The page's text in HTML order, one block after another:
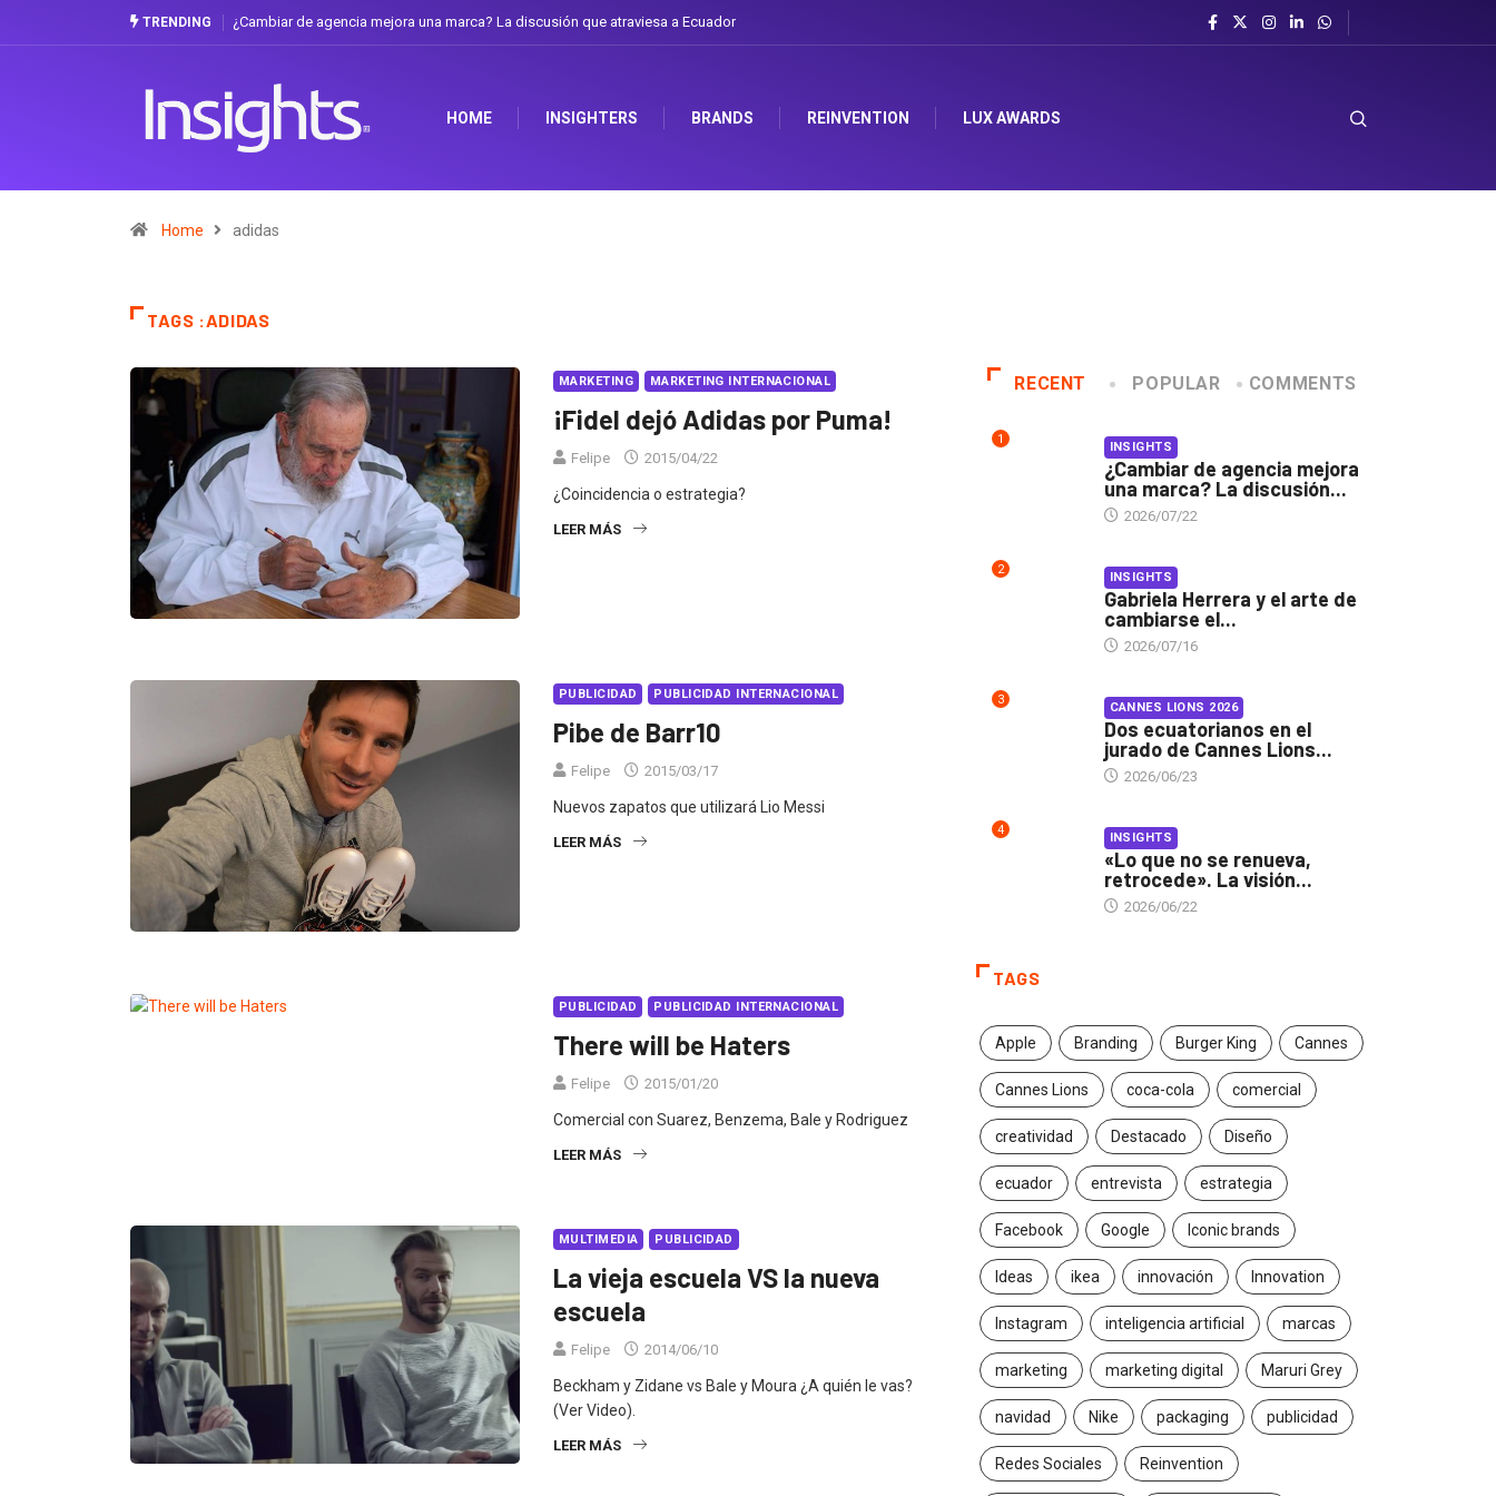
TRENDING ¿Cambiar de agencia mejora una marca? La discusión que atraviesa a EcuadorGabriela Herrera y el arte de cambiarse el sombrero en Corporación Favorita
HOME INSIGHTERS BRANDS REINVENTION LUX AWARDS
Home adidas
TAGS :ADIDAS
MARKETING MARKETING INTERNACIONAL
¡Fidel dejó Adidas por Puma!
Felipe 2015/04/22
¿Coincidencia o estrategia?
LEER MÁS
PUBLICIDAD PUBLICIDAD INTERNACIONAL
Pibe de Barr10
Felipe 2015/03/17
Nuevos zapatos que utilizará Lio Messi
LEER MÁS
PUBLICIDAD PUBLICIDAD INTERNACIONAL
There will be Haters
Felipe 2015/01/20
Comercial con Suarez, Benzema, Bale y Rodriguez
LEER MÁS
MULTIMEDIA PUBLICIDAD
La vieja escuela VS la nueva
escuela
Felipe 2014/06/10
Beckham y Zidane vs Bale y Moura ¿A quién le vas?
(Ver Video).
LEER MÁS
RECENT POPULAR COMMENTS
1 INSIGHTS
¿Cambiar de agencia mejora
una marca? La discusión...
2026/07/22
2 INSIGHTS
Gabriela Herrera y el arte de
cambiarse el...
2026/07/16
3 CANNES LIONS 2026
Dos ecuatorianos en el
jurado de Cannes Lions...
2026/06/23
4 INSIGHTS
«Lo que no se renueva,
retrocede». La visión...
2026/06/22
TAGS
Apple Branding Burger King Cannes
Cannes Lions coca-cola comercial
creatividad Destacado Diseño
ecuador entrevista estrategia
Facebook Google Iconic brands
Ideas ikea innovación Innovation
Instagram inteligencia artificial marcas
marketing marketing digital Maruri Grey
navidad Nike packaging publicidad
Redes Sociales Reinvention